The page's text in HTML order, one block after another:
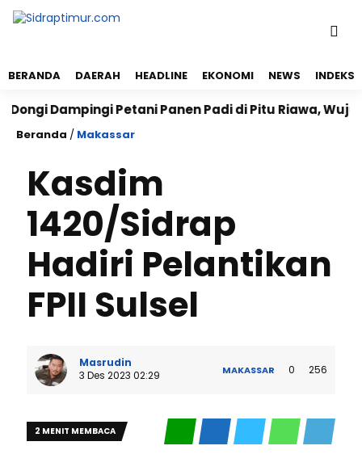
BERANDA DAERAH HEADLINE EKONOMI NEWS INDEKS
Dampingi Petani Panen Padi di Pitu Riawa, Wujudkan
Beranda / Makassar
Kasdim
1420/Sidrap
Hadiri Pelantikan
FPII Sulsel
Masrudin
3 Des 2023 02:29
MAKASSAR 0 256
2 MENIT MEMBACA